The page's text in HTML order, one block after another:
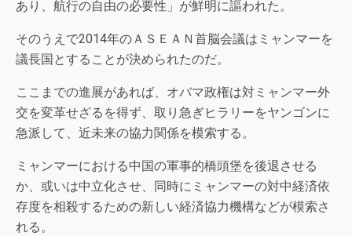
あり、航行の自由の必要性」が鮮明に謳われた。
そのうえで2014年のＡＳＥＡＮ首脳会議はミャンマーを
議長国とすることが決められたのだ。
ここまでの進展があれば、オバマ政権は対ミャンマー外
交を変革せざるを得ず、取り急ぎヒラリーをヤンゴンに
急派して、近未来の協力関係を模索する。
ミャンマーにおける中国の軍事的橋頭堡を後退させる
か、或いは中立化させ、同時にミャンマーの対中経済依
存度を相殺するための新しい経済協力機構などが模索さ
れる。